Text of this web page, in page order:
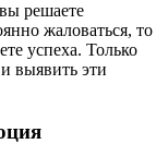
решаете
жаловаться, то
успеха. Только
выявить эти